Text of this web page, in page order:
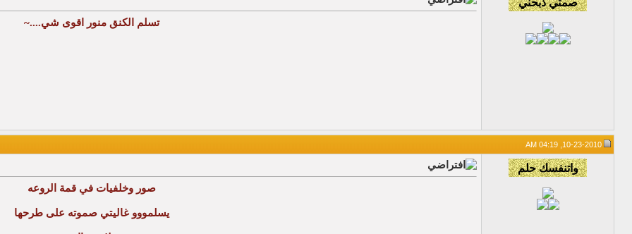
تسلم الكنق منور اقوى شي....~
صور وخلفيات في قمة الروعه
يسلمووو غاليتي صموته على طرحها